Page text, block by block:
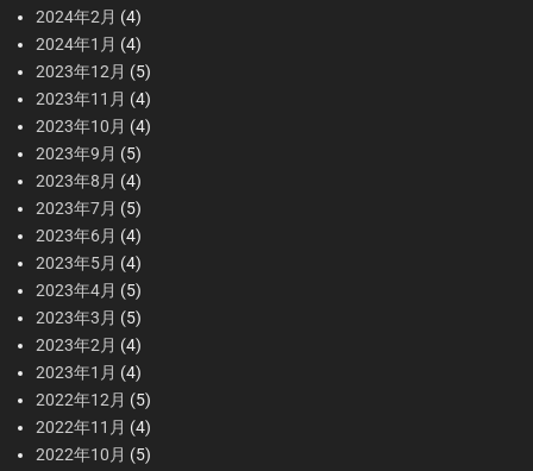
2024年2月 (4)
2024年1月 (4)
2023年12月 (5)
2023年11月 (4)
2023年10月 (4)
2023年9月 (5)
2023年8月 (4)
2023年7月 (5)
2023年6月 (4)
2023年5月 (4)
2023年4月 (5)
2023年3月 (5)
2023年2月 (4)
2023年1月 (4)
2022年12月 (5)
2022年11月 (4)
2022年10月 (5)